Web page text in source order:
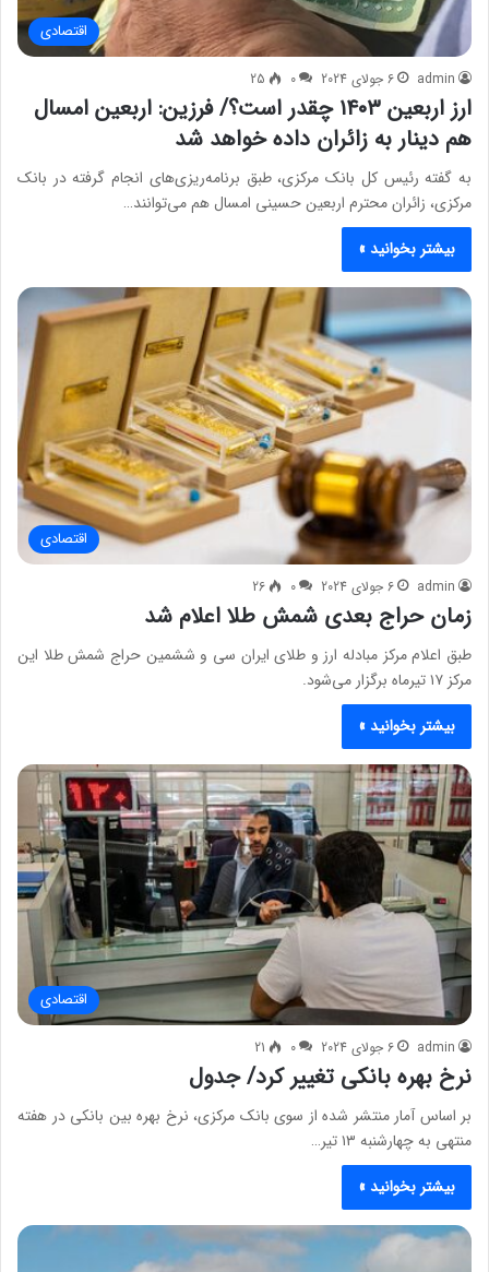
اقتصادی
admin 6 جولای 2024 0
25
ارز اربعین ۱۴۰۳ چقدر است؟/ فرزین: اربعین امسال
هم دینار به زائران داده خواهد شد
به گفته رئیس کل بانک مرکزی، طبق برنامه‌ریزی‌های انجام گرفته در بانک
مرکزی، زائران محترم اربعین حسینی امسال هم می‌توانند…
بیشتر بخوانید »
اقتصادی
admin 6 جولای 2024 0
26
زمان حراج بعدی شمش طلا اعلام شد
طبق اعلام مرکز مبادله ارز و طلای ایران سی و ششمین حراج شمش طلا این
مرکز ۱۷ تیرماه برگزار می‌شود.
بیشتر بخوانید »
اقتصادی
admin 6 جولای 2024 0
21
نرخ بهره بانکی تغییر کرد/ جدول
بر اساس آمار منتشر شده از سوی بانک مرکزی، نرخ بهره بین بانکی در هفته
منتهی به چهارشنبه ۱۳ تیر…
بیشتر بخوانید »